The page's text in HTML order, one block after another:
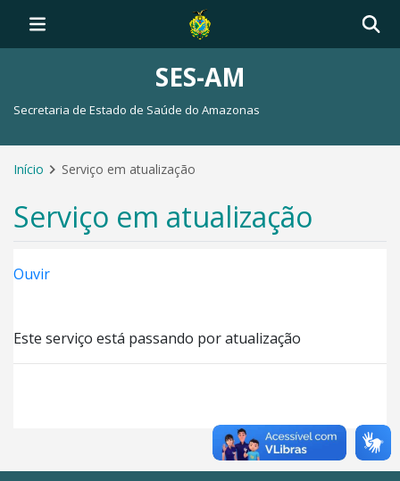
SES-AM
Secretaria de Estado de Saúde do Amazonas
Início Serviço em atualização
Serviço em atualização
Ouvir
Este serviço está passando por atualização